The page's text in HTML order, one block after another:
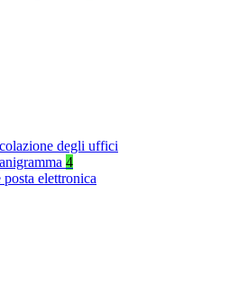
degli uffici
4
elettronica